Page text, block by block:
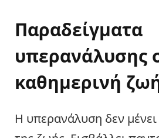
Παραδείγματα
υπερανάλυσης
καθημερινή
Η υπερανάλυση δεν